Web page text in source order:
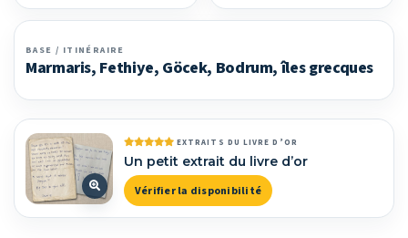
BASE / ITINÉRAIRE
Marmaris, Fethiye, Göcek, Bodrum, îles grecques
EXTRAITS DU LIVRE D’OR
Un petit extrait du livre d’or
Vérifier la disponibilité